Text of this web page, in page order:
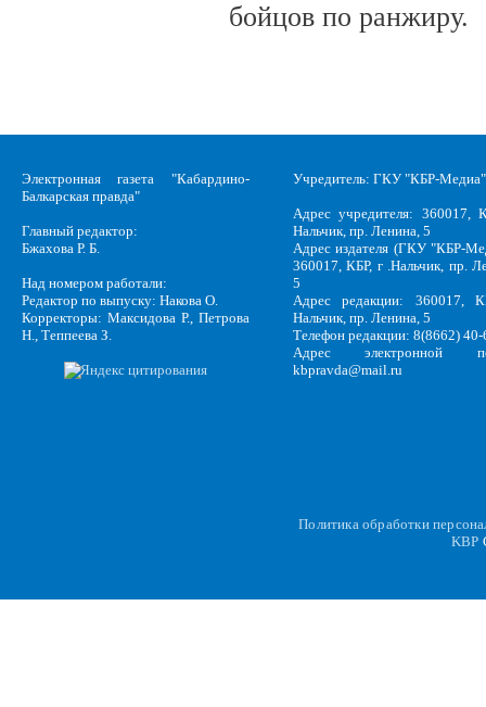
бойцов по ранжиру.
Электронная газета "Кабардино-
Балкарская правда"
Главный редактор:
Бжахова Р. Б.
Над номером работали:
Редактор по выпуску: Накова О.
Корректоры: Максидова Р., Петрова
Н., Теппеева З.
Учредитель: ГКУ "КБР-Медиа"
Адрес учредителя: 360017,
Нальчик, пр. Ленина, 5
Адрес издателя (ГКУ "КБР-
360017, КБР, г .Нальчик, пр.
5
Адрес редакции: 360017,
Нальчик, пр. Ленина, 5
Телефон редакции: 8(8662)
Адрес электронной
kbpravda@mail.ru
Политика обработки
KBP